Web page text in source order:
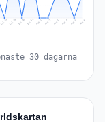
Jul 28 Jul 29 Jul 30 Jul 31 Aug 1 Aug 2 Aug 3 Aug 4 Aug 5 Aug 6
30 dagarna